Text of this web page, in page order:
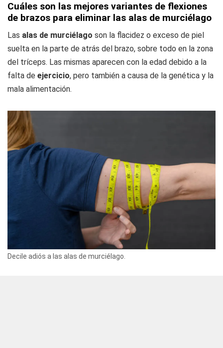
Cuáles son las mejores variantes de flexiones
de brazos para eliminar las alas de murciélago
Las alas de murciélago son la flacidez o exceso de piel
suelta en la parte de atrás del brazo, sobre todo en la zona
del tríceps. Las mismas aparecen con la edad debido a la
falta de ejercicio, pero también a causa de la genética y la
mala alimentación.
Decile adiós a las alas de murciélago.